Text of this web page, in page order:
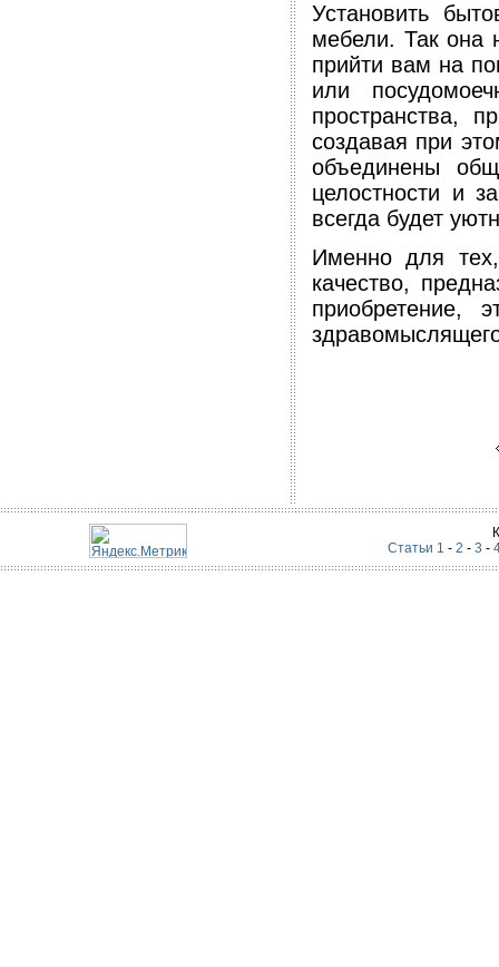
Установить
мебели. Так она
прийти вам на
или
пространства,
создавая при
объединены
целостности и
всегда будет
Именно для тех,
качество,
приобретение,
Статьи 1 - 2 - 3 -